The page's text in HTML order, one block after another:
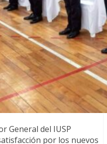
General del IUSP
por los nuevos